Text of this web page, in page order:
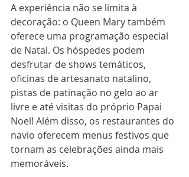
A experiência não se limita à
decoração: o Queen Mary também
oferece uma programação especial
de Natal. Os hóspedes podem
desfrutar de shows temáticos,
oficinas de artesanato natalino,
pistas de patinação no gelo ao ar
livre e até visitas do próprio Papai
Noel! Além disso, os restaurantes do
navio oferecem menus festivos que
tornam as celebrações ainda mais
memoráveis.